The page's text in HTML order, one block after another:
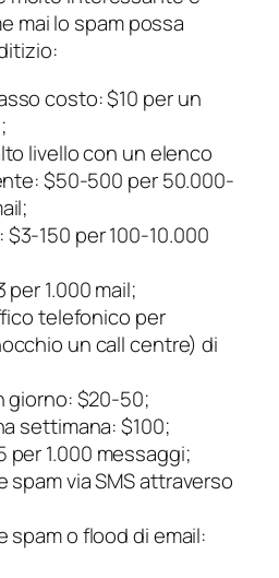
mai lo spam possa
costo: $10 per un
livello con un elenco
$50-500 per 50.000-
$3-150 per 100-10.000
per 1.000 mail;
telefonico per
un call centre) di
giorno: $20-50;
settimana: $100;
per 1.000 messaggi;
spam via SMS attraverso
spam o flood di email: